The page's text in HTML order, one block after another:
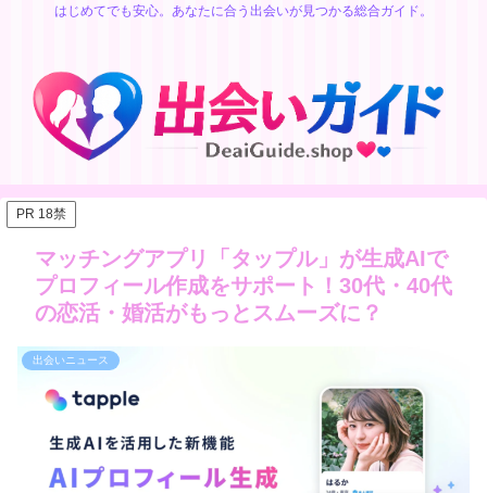
はじめてでも安心。あなたに合う出会いが見つかる総合ガイド。
PR 18禁
マッチングアプリ「タップル」が生成AIで
プロフィール作成をサポート！30代・40代
の恋活・婚活がもっとスムーズに？
出会いニュース